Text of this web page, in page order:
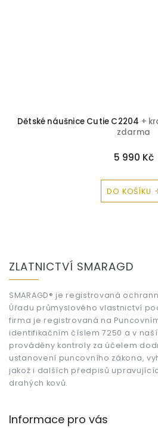
Dětské náušnice Cutie C2204 +
zdarma
5 990 Kč
DO KOŠÍKU
ZLATNICTVÍ SMARAGD
SMARAGD® je registrovaná
Úřadu průmyslového vlastnictví
firma je registrovaná na
identifikačním číslem 7250 a v
prováděny kontroly za účelem
ustanovení puncovního zákona,
jakož i dalších předpisů
drahých kovů.
Informace pro vás